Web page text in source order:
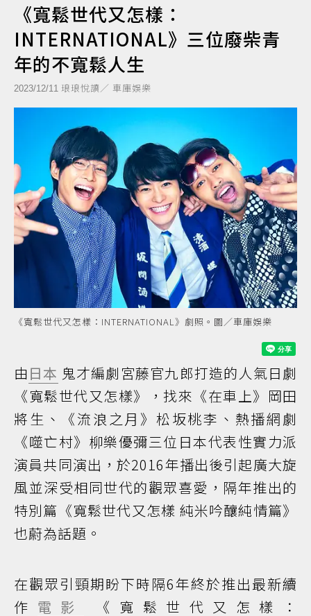
《寬鬆世代又怎樣：
INTERNATIONAL》三位廢柴青
年的不寬鬆人生
2023/12/11 琅琅悅讀／ 車庫娛樂
《寬鬆世代又怎樣：INTERNATIONAL》劇照。圖／車庫娛樂
由日本 鬼才編劇宮藤官九郎打造的人氣日劇
《寬鬆世代又怎樣》，找來《在車上》岡田
將生、《流浪之月》松坂桃李、熱播網劇
《噬亡村》柳樂優彌三位日本代表性實力派
演員共同演出，於2016年播出後引起廣大旋
風並深受相同世代的觀眾喜愛，隔年推出的
特別篇《寬鬆世代又怎樣 純米吟釀純情篇》
也蔚為話題。
在觀眾引頸期盼下時隔6年終於推出最新續
作 電影
《寬鬆世代又怎樣：